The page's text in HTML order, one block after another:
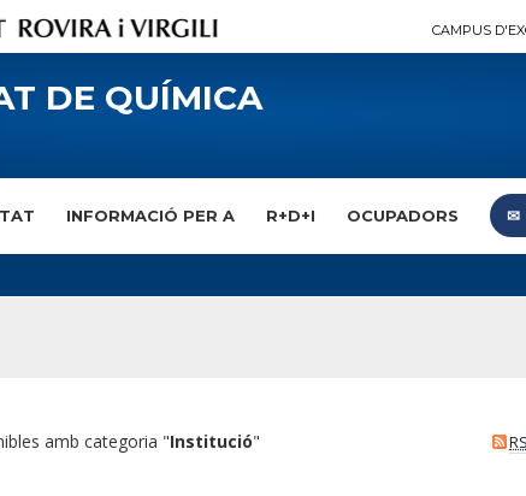
CAMPUS
DE QUÍMICA
INFORMACIÓ PER A R+D+I OCUPADORS ✉︎
amb categoria "Institució"